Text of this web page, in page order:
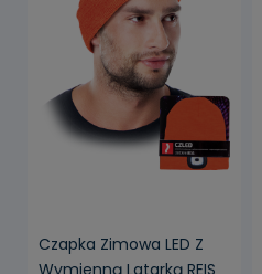
Czapka Zimowa LED Z